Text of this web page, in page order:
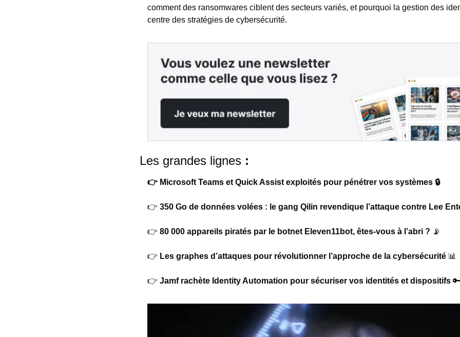
comment des ransomwares ciblent des secteurs variés, et pourquoi la gestion des
centre des stratégies de cybersécurité.
Les grandes lignes :
👉 Microsoft Teams et Quick Assist exploités pour pénétrer vos systèmes 🔒
👉 350 Go de données volées : le gang Qilin revendique l’attaque contre Lee
👉 80 000 appareils piratés par le botnet Eleven11bot, êtes-vous à l’abri ? 📡
👉 Les graphes d’attaques pour révolutionner l’approche de la cybersécurité 📊
👉 Jamf rachète Identity Automation pour sécuriser vos identités et dispositifs